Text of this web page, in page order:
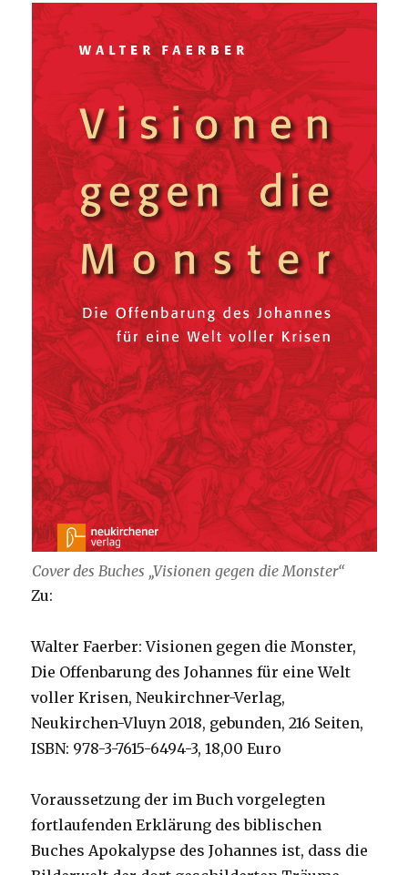
2019
Cover des Buches „Visionen gegen die Monster“
Zu:
Walter Faerber: Visionen gegen die Monster,
Die Offenbarung des Johannes für eine Welt
voller Krisen, Neukirchner-Verlag,
Neukirchen-Vluyn 2018, gebunden, 216 Seiten,
ISBN: 978-3-7615-6494-3, 18,00 Euro
Voraussetzung der im Buch vorgelegten
fortlaufenden Erklärung des biblischen
Buches Apokalypse des Johannes ist, dass die